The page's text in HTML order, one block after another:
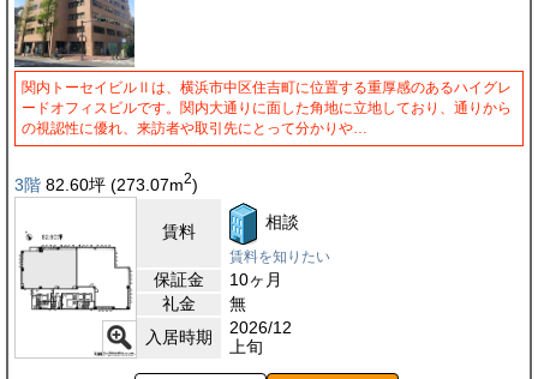
関内トーセイビルⅡは、横浜市中区住吉町に位置する重厚感のあるハイグレ
ードオフィスビルです。関内大通りに面した角地に立地しており、通りから
の視認性に優れ、来訪者や取引先にとって分かりや…
3階 82.60坪 (273.07m2)
賃料 相談
賃料を知りたい
保証金
10ヶ月
礼金
無
入居時期
2026/12
上旬